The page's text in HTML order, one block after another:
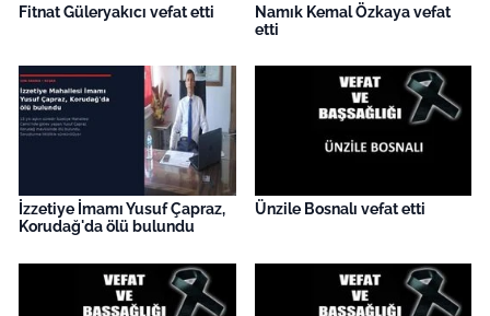
Fitnat Güleryakıcı vefat etti
Namık Kemal Özkaya vefat
etti
İzzetiye İmamı Yusuf Çapraz,
Korudağ'da ölü bulundu
Ünzile Bosnalı vefat etti
Canlı Maç
Genel-A
Gündem-Eğitim